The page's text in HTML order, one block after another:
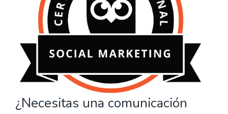
¿Necesitas una comunicación